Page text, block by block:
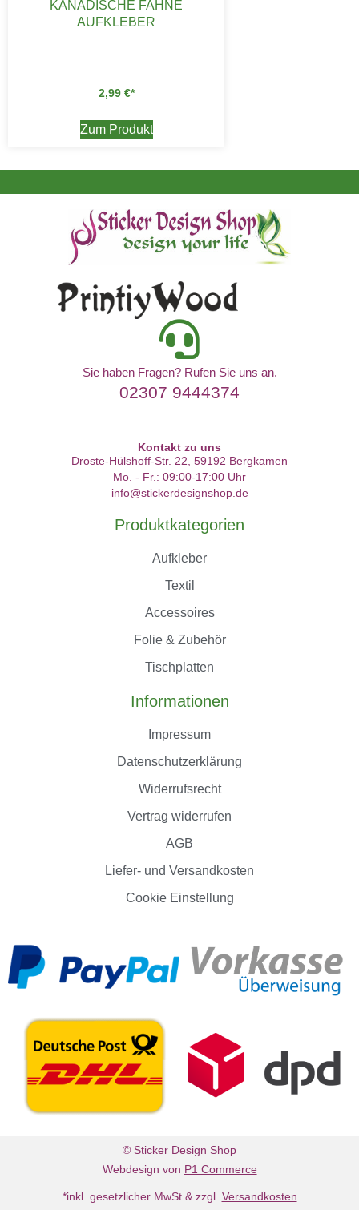
KANADISCHE FAHNE
AUFKLEBER
2,99 €
Zum Produkt
Sie haben Fragen? Rufen Sie uns an.
02307 9444374
Kontakt zu uns
Droste-Hülshoff-Str. 22, 59192 Bergkamen
Mo. - Fr.: 09:00-17:00 Uhr
info@stickerdesignshop.de
Produktkategorien
Aufkleber
Textil
Accessoires
Folie & Zubehör
Tischplatten
Informationen
Impressum
Datenschutzerklärung
Widerrufsrecht
Vertrag widerrufen
AGB
Liefer- und Versandkosten
Cookie Einstellung
© Sticker Design Shop
Webdesign von P1 Commerce
*inkl. gesetzlicher MwSt & zzgl. Versandkosten